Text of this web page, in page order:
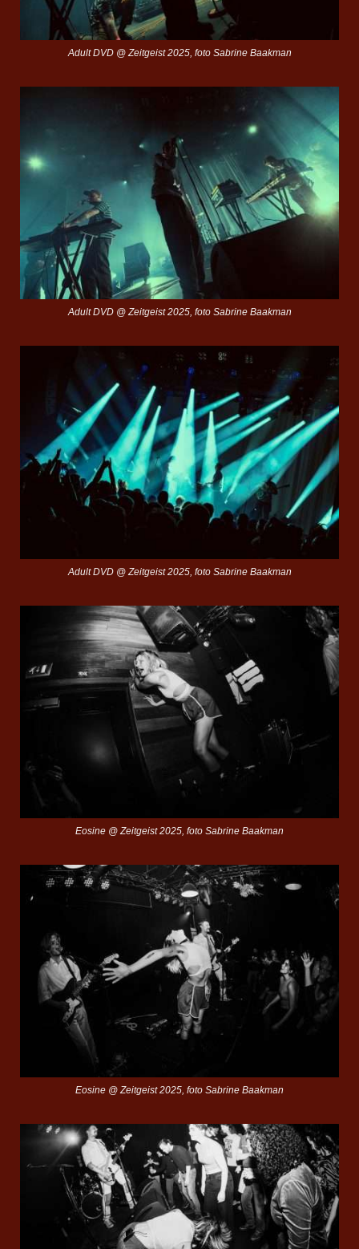
Adult DVD @ Zeitgeist 2025, foto Sabrine Baakman
Adult DVD @ Zeitgeist 2025, foto Sabrine Baakman
Adult DVD @ Zeitgeist 2025, foto Sabrine Baakman
Eosine @ Zeitgeist 2025, foto Sabrine Baakman
Eosine @ Zeitgeist 2025, foto Sabrine Baakman